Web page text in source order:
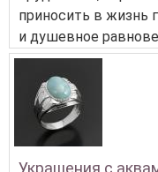
приносить в жизнь
и душевное
Украшения с